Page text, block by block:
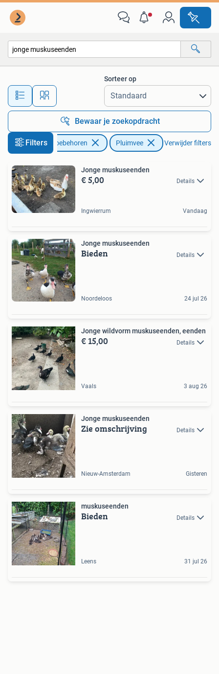
Alle afstanden…
Sorteer op
Bewaar je zoekopdracht
Filters
Dieren en Toebehoren Pluimvee Verwijder filters
Jonge muskuseenden
€ 5,00 Details
Ingwierrum Vandaag
Jonge muskuseenden
Bieden Details
Noordeloos 24 jul 26
Jonge wildvorm muskuseenden, eenden
€ 15,00 Details
Vaals 3 aug 26
Jonge muskuseenden
Zie omschrijving Details
Nieuw-Amsterdam Gisteren
muskuseenden
Bieden Details
Leens 31 jul 26